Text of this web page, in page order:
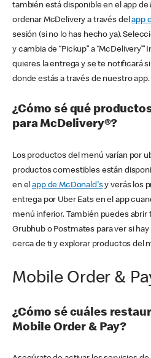
también está disponible en el app de
ordenar McDelivery a través delapp
sesión (si no lo has hecho ya).
y cambia de “Pickup” a
quieres la entrega y se te notificará si
donde estás a través de nuestro app.
¿Cómo sé qué
para McDelivery®?
Los productos del menú varían por
productos comestibles están
en elapp de McDonald'sy verás los
entrega por Uber Eats en el app
menú inferior. También puedes abrir
Grubhub o Postmates para ver si
cerca de ti y explorar productos del
Mobile Order &
¿Cómo sé cuáles
Mobile Order & Pay?